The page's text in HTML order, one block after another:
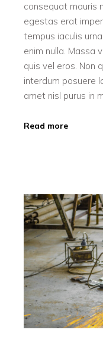
consequat mauris
egestas erat
tempus iaculis
enim nulla. Massa
quis vel eros. Non
interdum posuere
amet nisl purus in
Read more